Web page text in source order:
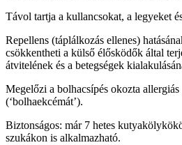
Távol tartja a kullancsokat, a legyeket
Repellens (táplálkozás ellenes)
csökkentheti a külső élősködők által
átvitelének és a betegségek
Megelőzi a bolhacsípés okozta
(‘bolhaekcémát’).
Biztonságos: már 7 hetes
szukákon is alkalmazható.